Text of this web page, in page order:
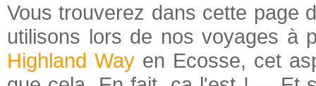
Vous trouverez dans cette page
utilisons lors de nos voyages à
Highland Way en Ecosse, cet